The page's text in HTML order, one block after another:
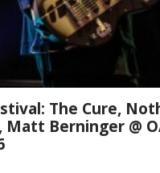
The Cure,
Matt Berninger @